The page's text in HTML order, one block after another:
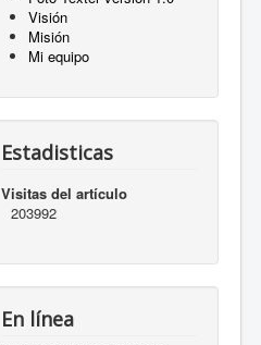
Visión
Misión
Mi equipo
Estadisticas
Visitas del artículo
203992
En línea